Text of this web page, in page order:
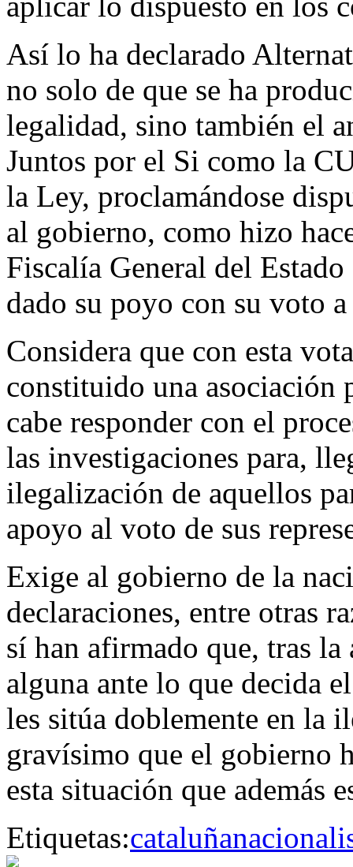
Así lo ha declarado
no solo de que se ha
legalidad, sino también el
Juntos por el Si como la
la Ley, proclamándose
al gobierno, como hizo
Fiscalía General del
dado su poyo con su voto
Considera que con esta
constituido una asociación
cabe responder con el
las investigaciones para,
ilegalización de aquellos
apoyo al voto de sus
Exige al gobierno de la
declaraciones, entre otras
sí han afirmado que, tras
alguna ante lo que decida
les sitúa doblemente en la
gravísimo que el gobierno
esta situación que además
Etiquetas:cataluña